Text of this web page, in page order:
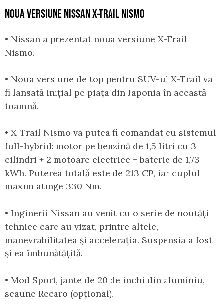
NOUA VERSIUNE NISSAN X-TRAIL NISMO
• Nissan a prezentat noua versiune X-Trail
Nismo.
• Noua versiune de top pentru SUV-ul X-Trail va
fi lansată inițial pe piața din Japonia în această
toamnă.
• X-Trail Nismo va putea fi comandat cu sistemul
full-hybrid: motor pe benzină de 1,5 litri cu 3
cilindri + 2 motoare electrice + baterie de 1,73
kWh. Puterea totală este de 213 CP, iar cuplul
maxim atinge 330 Nm.
• Inginerii Nissan au venit cu o serie de noutăți
tehnice care au vizat, printre altele,
manevrabilitatea și accelerația. Suspensia a fost
și ea îmbunătățită.
• Mod Sport, jante de 20 de inchi din aluminiu,
scaune Recaro (opțional).